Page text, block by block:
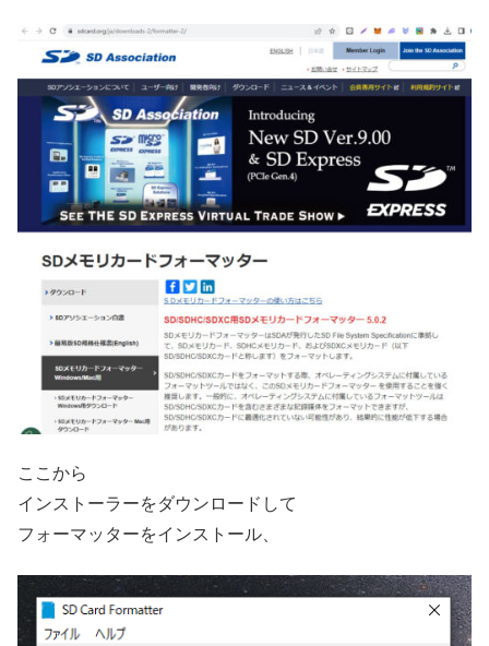
ここから
インストーラーをダウンロードして
フォーマッターをインストール、